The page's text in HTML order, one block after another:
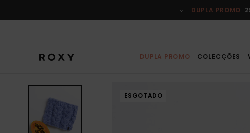
do
DUPLA PROMO
DUPLA PROMO COLECÇÕES
ESGOTADO